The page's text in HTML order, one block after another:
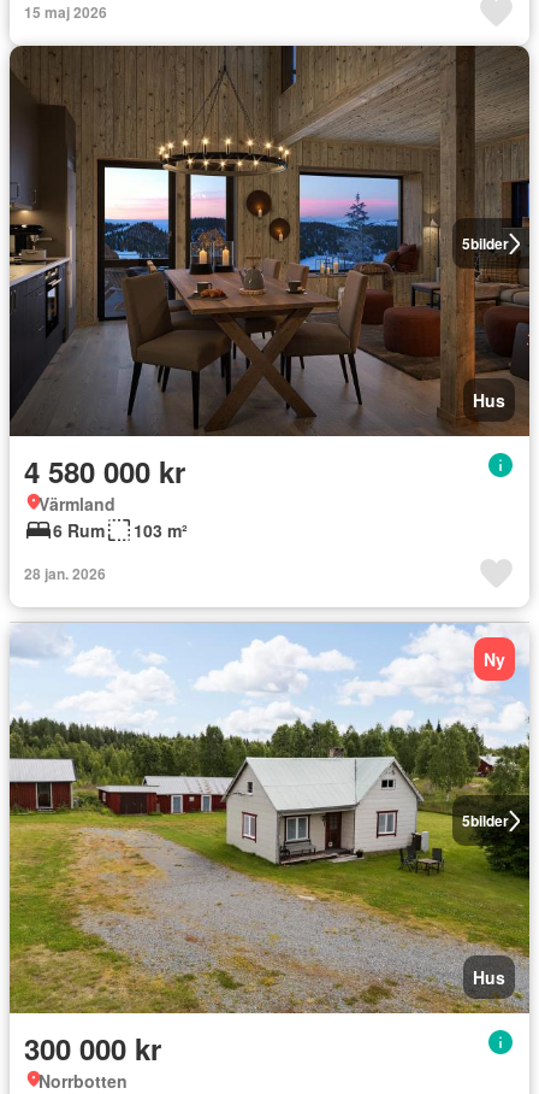
15 maj 2026
5bilder
Hus
4 580 000 kr
Värmland
6 Rum
103 m²
28 jan. 2026
5bilder
Ny
Hus
300 000 kr
Norrbotten